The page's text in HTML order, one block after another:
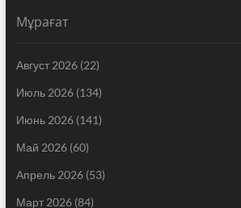
Мұрағат
Август 2026(22)
Июль 2026(134)
Июнь 2026(141)
Май 2026(60)
Апрель 2026(53)
Март 2026(84)